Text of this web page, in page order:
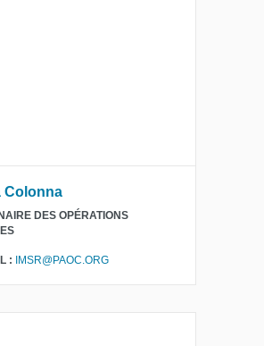
Colonna
DES OPÉRATIONS
: IMSR@PAOC.ORG